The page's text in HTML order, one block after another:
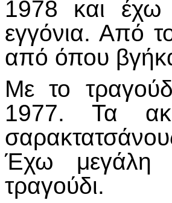
1978 και
εγγόνια. Από
από όπου
Με το
1977. Τα
Έχω μεγάλη
τραγούδι.